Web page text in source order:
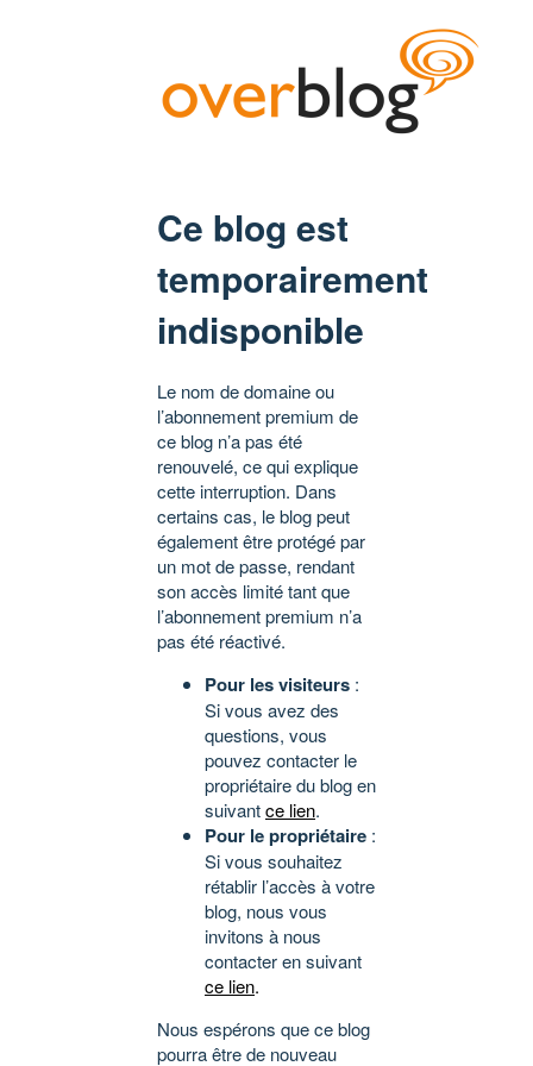
Ce blog est
temporairement
indisponible
Le nom de domaine ou
l’abonnement premium de
ce blog n’a pas été
renouvelé, ce qui explique
cette interruption. Dans
certains cas, le blog peut
également être protégé par
un mot de passe, rendant
son accès limité tant que
l’abonnement premium n’a
pas été réactivé.
Pour les visiteurs :
Si vous avez des
questions, vous
pouvez contacter le
propriétaire du blog en
suivantce lien.
Pour le propriétaire :
Si vous souhaitez
rétablir l’accès à votre
blog, nous vous
invitons à nous
contacter en suivant
ce lien.
Nous espérons que ce blog
pourra être de nouveau